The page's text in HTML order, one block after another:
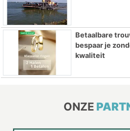
Betaalbare
bespaar je
kwaliteit
ONZE